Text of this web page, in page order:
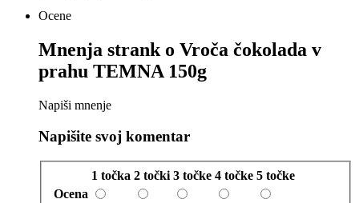
Ocene
Mnenja strank o Vroča čokolada v
prahu TEMNA 150g
Napiši mnenje
Napišite svoj komentar
1 točka 2 točki 3 točke 4 točke 5 točke
Ocena